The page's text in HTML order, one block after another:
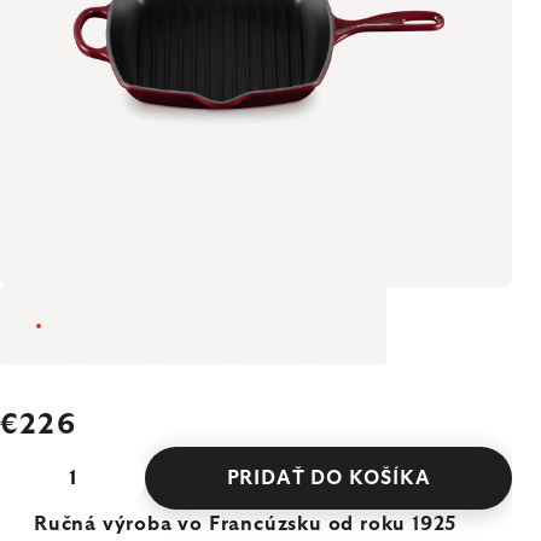
€226
PRIDAŤ DO KOŠÍKA
Ručná výroba vo Francúzsku od roku 1925